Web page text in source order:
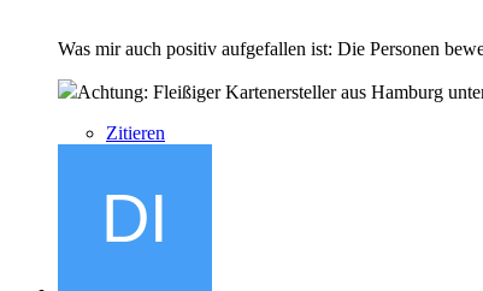
Was mir auch positiv aufgefallen ist: Die Personen
Achtung: Fleißiger Kartenersteller aus Hamburg
Zitieren